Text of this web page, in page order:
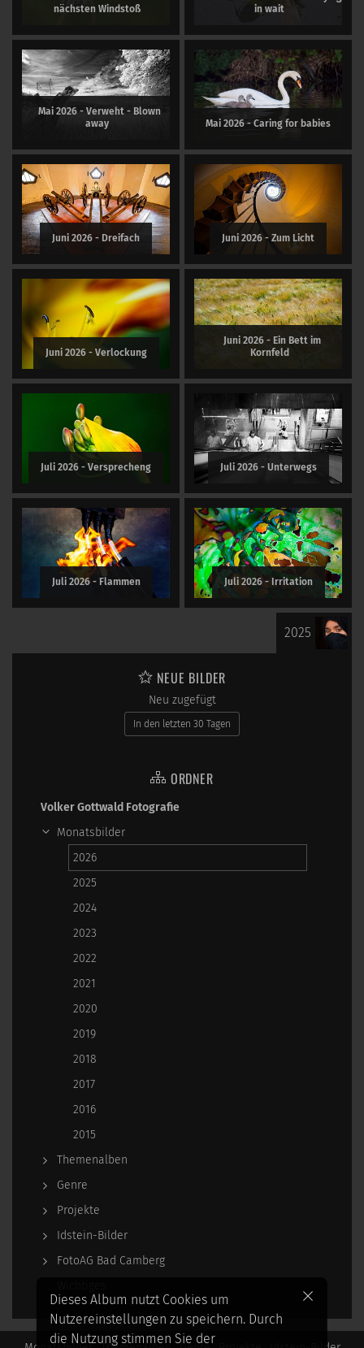
nächsten Windstoß
in wait
Mai 2026 - Verweht - Blown
away
Mai 2026 - Caring for babies
Juni 2026 - Dreifach Juni 2026 - Zum Licht
Juni 2026 - Verlockung
Juni 2026 - Ein Bett im
Kornfeld
Juli 2026 - Versprecheng Juli 2026 - Unterwegs
Juli 2026 - Flammen Juli 2026 - Irritation
2025
NEUE BILDER
Neu zugefügt
In den letzten 30 Tagen
ORDNER
Volker Gottwald Fotografie
Monatsbilder
2026
2025
2024
2023
2022
2021
2020
2019
2018
2017
2016
2015
Themenalben
Genre
Projekte
Idstein-Bilder
FotoAG Bad Camberg
Dieses Album nutzt Cookies um
Nutzereinstellungen zu speichern. Durch
die Nutzung stimmen Sie der